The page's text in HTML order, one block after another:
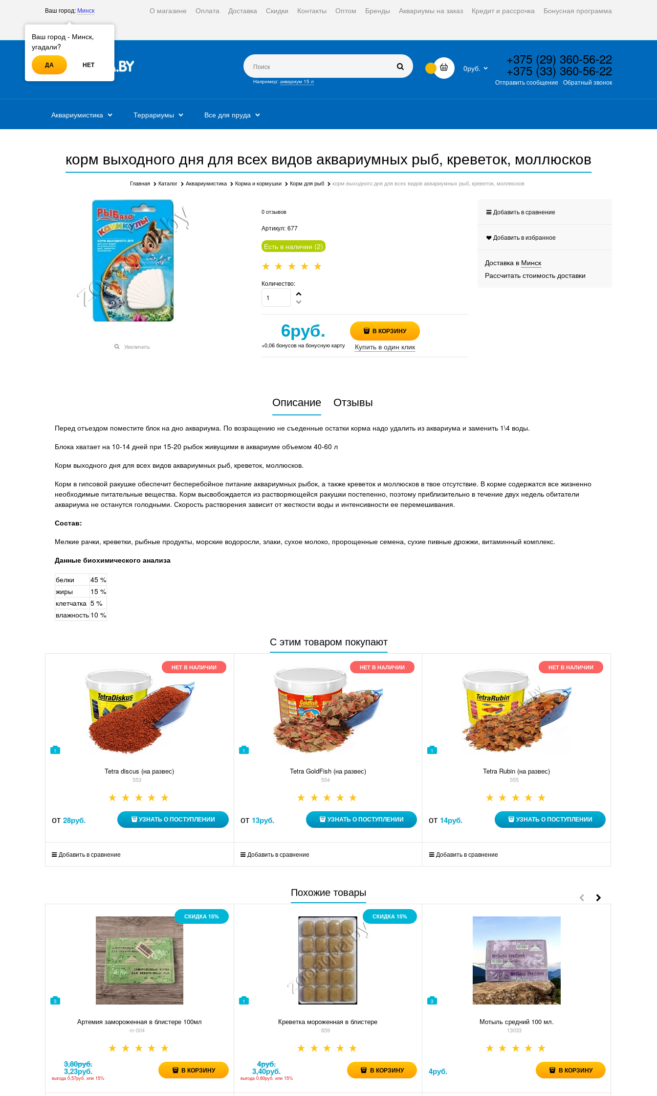
Ваш город: Минск О магазине Оплата Доставка Скидки Контакты Оптом Бренды Аквариумы на заказ Кредит и рассрочка Бонусная программа
Например: аквариум 15 л
0руб.
+375 (29) 360-56-22
+375 (33) 360-56-22
Отправить сообщение Обратный звонок
Аквариумистика Террариумы Все для пруда
корм выходного дня для всех видов аквариумных рыб, креветок, моллюсков
Главная Каталог Аквариумистика Корма и кормушки Корм для рыб корм выходного дня для всех видов аквариумных рыб, креветок, моллюсков
Увеличить
0 отзывов
Артикул: 677
Есть в наличии (2)
Количество:
6руб.
+0,06 бонусов на бонусную карту
В КОРЗИНУ
Купить в один клик
Добавить в сравнение
Добавить в избранное
Доставка в Минск
Рассчитать стоимость доставки
Описание Отзывы
Перед отъездом поместите блок на дно аквариума. По возращению не съеденные остатки корма надо удалить из аквариума и заменить 1\4 воды.
Блока хватает на 10-14 дней при 15-20 рыбок живущими в аквариуме объемом 40-60 л
Корм выходного дня для всех видов аквариумных рыб, креветок, моллюсков.
Корм в гипсовой ракушке обеспечит бесперебойное питание аквариумных рыбок, а также креветок и моллюсков в твое отсутствие. В корме содержатся все жизненно
необходимые питательные вещества. Корм высвобождается из растворяющейся ракушки постепенно, поэтому приблизительно в течение двух недель обитатели
аквариума не останутся голодными. Скорость растворения зависит от жесткости воды и интенсивности ее перемешивания.
Состав:
Мелкие рачки, креветки, рыбные продукты, морские водоросли, злаки, сухое молоко, пророщенные семена, сухие пивные дрожжи, витаминный комплекс.
Данные биохимического анализа
белки
45 %
жиры
15 %
клетчатка 5 %
влажность 10 %
С этим товаром покупают
1
Tetra discus (на развес)
553
НЕТ В НАЛИЧИИ
от 28руб. УЗНАТЬ О ПОСТУПЛЕНИИ
Добавить в сравнение
1
Tetra GoldFish (на развес)
554
НЕТ В НАЛИЧИИ
от 13руб. УЗНАТЬ О ПОСТУПЛЕНИИ
Добавить в сравнение
1
Tetra Rubin (на развес)
555
НЕТ В НАЛИЧИИ
от 14руб. УЗНАТЬ О ПОСТУПЛЕНИИ
Добавить в сравнение
Похожие товары
3
Артемия замороженная в блистере 100мл
m-004
СКИДКА 15%
3,80руб.
3,23руб.
выгода 0,57руб. или 15%
В КОРЗИНУ
1
Креветка мороженная в блистере
859
СКИДКА 15%
4руб.
3,40руб.
выгода 0,60руб. или 15%
В КОРЗИНУ
3
Мотыль средний 100 мл.
13033
4руб. В КОРЗИНУ
Ваш город - Минск,
угадали?
ДА НЕТ